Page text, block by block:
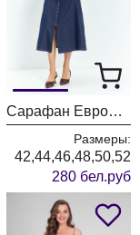
Сарафан ЕвроМода 742 синий джинс
Размеры:
42,44,46,48,50,52
280 бел.руб